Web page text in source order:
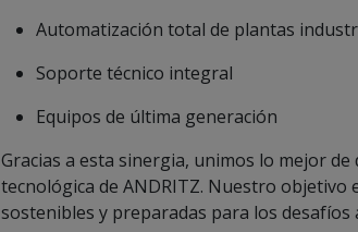
Automatización total de plantas
Soporte técnico integral
Equipos de última generación
Gracias a esta sinergia, unimos lo mejor
tecnológica de ANDRITZ. Nuestro objetivo
sostenibles y preparadas para los desafíos